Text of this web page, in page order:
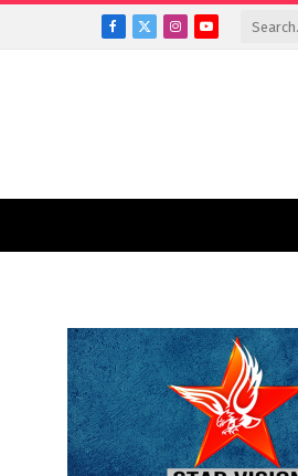
Facebook
X
InstagramYouTube